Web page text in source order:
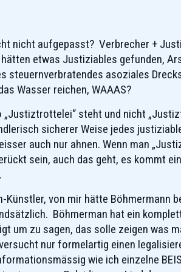
nicht aufgepasst? Verbrecher +
etwas Justiziables gefunden,
steuernverbratendes asoziales
Wasser reichen, WAAAS?
„Justiztrottelei“ steht und nicht
sicherer Weise jedes
auch nur ahnen. Wenn man
sein, auch das geht, es kommt
Künstler, von mir hätte Böhmermann
Böhmerman hat ein
um zu sagen, das solle zeigen was
nur formelartig einen
wie ich einzelne